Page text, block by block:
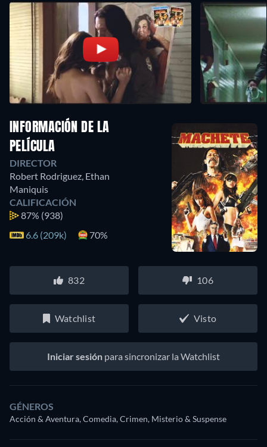
INFORMACIÓN DE LA
PELÍCULA
DIRECTOR
Robert Rodriguez, Ethan
Maniquis
CALIFICACIÓN
87% (938)
6.6 (209k)
70%
832 106
Watchlist Visto
Iniciar sesión para sincronizar la Watchlist
GÉNEROS
Acción & Aventura, Comedia, Crimen, Misterio & Suspense